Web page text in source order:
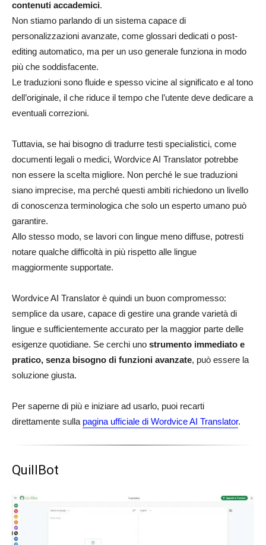
contenuti accademici.
Non stiamo parlando di un sistema capace di
personalizzazioni avanzate, come glossari dedicati o post-
editing automatico, ma per un uso generale funziona in modo
più che soddisfacente.
Le traduzioni sono fluide e spesso vicine al significato e al tono
dell’originale, il che riduce il tempo che l’utente deve dedicare a
eventuali correzioni.
Tuttavia, se hai bisogno di tradurre testi specialistici, come
documenti legali o medici, Wordvice AI Translator potrebbe
non essere la scelta migliore. Non perché le sue traduzioni
siano imprecise, ma perché questi ambiti richiedono un livello
di conoscenza terminologica che solo un esperto umano può
garantire.
Allo stesso modo, se lavori con lingue meno diffuse, potresti
notare qualche difficoltà in più rispetto alle lingue
maggiormente supportate.
Wordvice AI Translator è quindi un buon compromesso:
semplice da usare, capace di gestire una grande varietà di
lingue e sufficientemente accurato per la maggior parte delle
esigenze quotidiane. Se cerchi uno strumento immediato e
pratico, senza bisogno di funzioni avanzate, può essere la
soluzione giusta.
Per saperne di più e iniziare ad usarlo, puoi recarti
direttamente sulla pagina ufficiale di Wordvice AI Translator.
QuillBot